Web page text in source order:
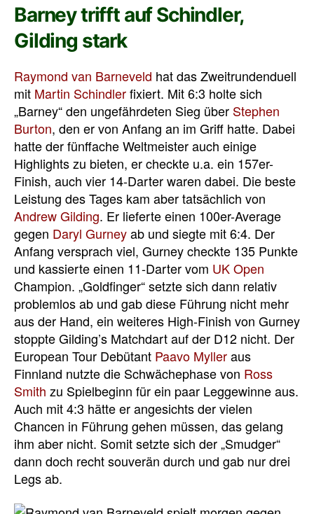
Barney trifft auf Schindler,
Gilding stark
Raymond van Barneveld hat das Zweitrundenduell
mit Martin Schindlerfixiert. Mit 6:3 holte sich
„Barney“ den ungefährdeten Sieg über Stephen
Burton, den er von Anfang an im Griff hatte. Dabei
hatte der fünffache Weltmeister auch einige
Highlights zu bieten, er checkte u.a. ein 157er-
Finish, auch vier 14-Darter waren dabei. Die beste
Leistung des Tages kam aber tatsächlich von
Andrew Gilding. Er lieferte einen 100er-Average
gegen Daryl Gurneyab und siegte mit 6:4. Der
Anfang versprach viel, Gurney checkte 135 Punkte
und kassierte einen 11-Darter vom UK Open
Champion. „Goldfinger“ setzte sich dann relativ
problemlos ab und gab diese Führung nicht mehr
aus der Hand, ein weiteres High-Finish von Gurney
stoppte Gilding’s Matchdart auf der D12 nicht. Der
European Tour Debütant Paavo Mylleraus
Finnland nutzte die Schwächephase von Ross
Smith zu Spielbeginn für ein paar Leggewinne aus.
Auch mit 4:3 hätte er angesichts der vielen
Chancen in Führung gehen müssen, das gelang
ihm aber nicht. Somit setzte sich der „Smudger“
dann doch recht souverän durch und gab nur drei
Legs ab.